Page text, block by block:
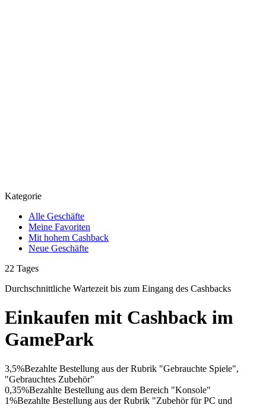
Kategorie
Alle Geschäfte
Meine Favoriten
Mit hohem Cashback
Neue Geschäfte
22 Tages
Durchschnittliche Wartezeit bis zum Eingang des Cashbacks
Einkaufen mit Cashback im
GamePark
3,5%Bezahlte Bestellung aus der Rubrik "Gebrauchte Spiele",
"Gebrauchtes Zubehör"
0,35%Bezahlte Bestellung aus dem Bereich "Konsole"
1%Bezahlte Bestellung aus der Rubrik "Zubehör für PC und